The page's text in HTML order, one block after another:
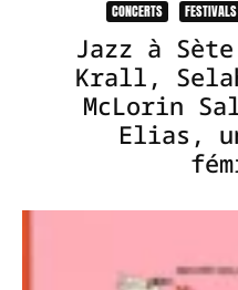
CONCERTS FESTIVALS
Jazz à
Krall,
McLorin
Elias,